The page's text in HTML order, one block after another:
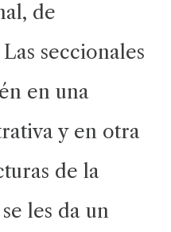
de
seccionales
en una
y en otra
de la
les da un